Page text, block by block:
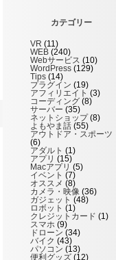
カテゴリー
VR (11)
WEB (240)
Webサービス (10)
WordPress (129)
Tips (14)
プラグイン (19)
アフィリエイト (3)
コーディング (8)
サーバー (35)
ネットショップ(8)
よもやま話 (55)
アウトドア・スポーツ
(6)
アダルト (1)
アプリ (15)
Macアプリ (5)
イベント (7)
オススメ (8)
カメラ・映像 (36)
ガジェット (48)
ロボット (1)
クレジットカード (1)
スマホ (9)
ドローン (34)
バイク (43)
パソコン (13)
便利グッズ (12)